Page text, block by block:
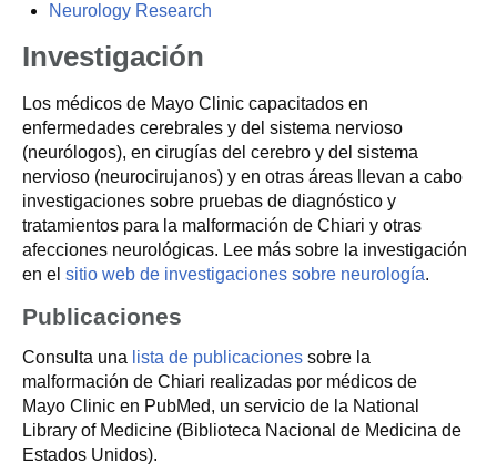
Neurology Research
Investigación
Los médicos de Mayo Clinic capacitados en
enfermedades cerebrales y del sistema nervioso
(neurólogos), en cirugías del cerebro y del sistema
nervioso (neurocirujanos) y en otras áreas llevan a cabo
investigaciones sobre pruebas de diagnóstico y
tratamientos para la malformación de Chiari y otras
afecciones neurológicas. Lee más sobre la investigación
en el sitio web de investigaciones sobre neurología.
Publicaciones
Consulta una lista de publicaciones sobre la
malformación de Chiari realizadas por médicos de
Mayo Clinic en PubMed, un servicio de la National
Library of Medicine (Biblioteca Nacional de Medicina de
Estados Unidos).